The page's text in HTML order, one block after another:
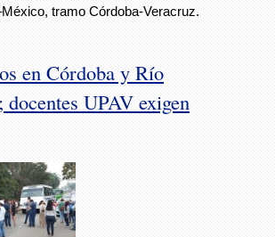
tramo Córdoba-Veracruz.
en Córdoba y Río
docentes UPAV exigen